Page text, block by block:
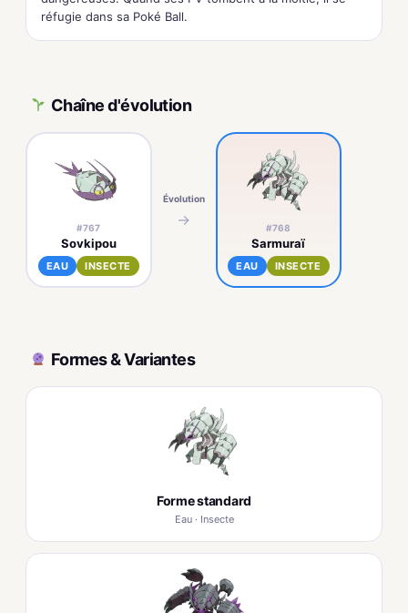
réfugie dans sa Poké Ball.
Chaîne d'évolution
#767
Sovkipou
EAU INSECTE
Évolution
→ #768
Sarmuraï
EAU INSECTE
Formes & Variantes
Forme standard
Eau · Insecte